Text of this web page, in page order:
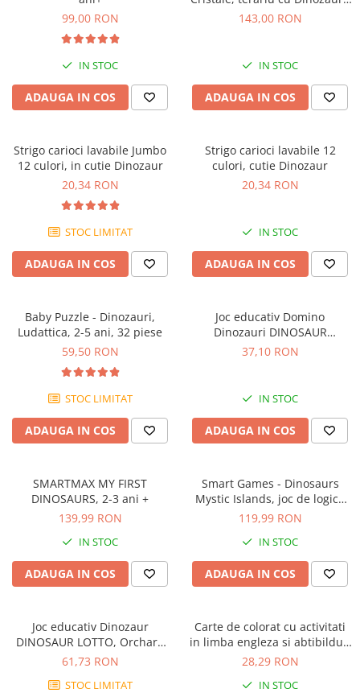
99,00 RON
IN STOC
ADAUGA IN COS
4M, +10 ani
143,00 RON
IN STOC
ADAUGA IN COS
Strigo carioci lavabile Jumbo
12 culori, in cutie Dinozaur
20,34 RON
STOC LIMITAT
ADAUGA IN COS
Strigo carioci lavabile 12
culori, cutie Dinozaur
20,34 RON
IN STOC
ADAUGA IN COS
Baby Puzzle - Dinozauri,
Ludattica, 2-5 ani, 32 piese
59,50 RON
STOC LIMITAT
ADAUGA IN COS
Joc educativ Domino
Dinozauri DINOSAUR
DOMINOES, Orchard Toys, 2-3
37,10 RON
IN STOC
ADAUGA IN COS
SMARTMAX MY FIRST
DINOSAURS, 2-3 ani +
139,99 RON
IN STOC
ADAUGA IN COS
Smart Games - Dinosaurs
Mystic Islands, joc de logica
cu 80 de provocari, 6+ ani
119,99 RON
IN STOC
ADAUGA IN COS
Joc educativ Dinozaur
DINOSAUR LOTTO, Orchard
Toys, 2-3 ani +
61,73 RON
STOC LIMITAT
Carte de colorat cu activitati
in limba engleza si abtibilduri
Dinozaur DINOSAUR, Orchard
28,29 RON
IN STOC